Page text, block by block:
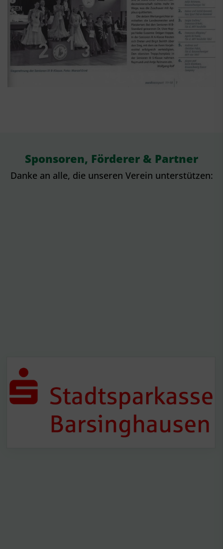
Sponsoren, Förderer & Partner
Danke an alle, die unseren Verein unterstützen: